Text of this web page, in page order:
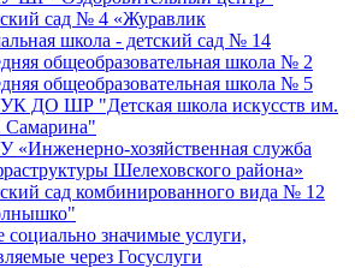
сад № 4 «Журавлик
школа - детский сад № 14
общеобразовательная школа № 2
общеобразовательная школа № 5
ДО ШР "Детская школа искусств им.
Самарина"
«Инженерно-хозяйственная служба
Шелеховского района»
сад комбинированного вида № 12
социально значимые услуги,
через Госуслуги